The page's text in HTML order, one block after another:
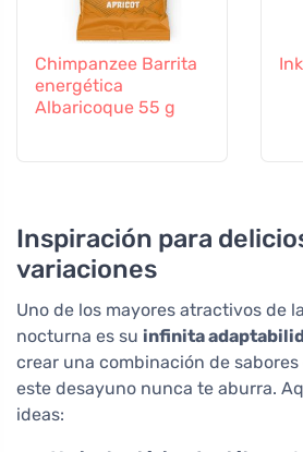
Chimpanzee Barrita
energética
Albaricoque 55 g
Inspiración para
variaciones
Uno de los mayores atractivos de
nocturna es su infinita
crear una combinación de
este desayuno nunca te aburra.
ideas: